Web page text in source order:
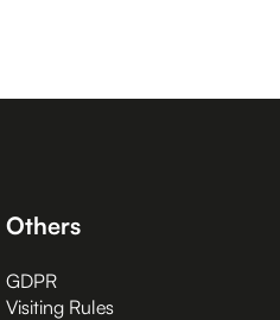
Others
GDPR
Visiting Rules